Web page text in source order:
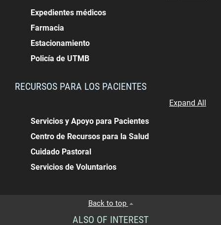
Expedientes médicos
Farmacia
Estacionamiento
Policía de UTMB
RECURSOS PARA LOS PACIENTES
Expand All
Servicios y Apoyo para Pacientes
Centro de Recursos para la Salud
Cuidado Pastoral
Servicios de Voluntarios
Back to top
ALSO OF INTEREST